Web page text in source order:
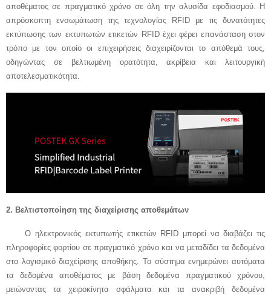
αποθέματος σε πραγματικό χρόνο σε όλη την αλυσίδα εφοδιασμού. Η
απρόσκοπτη ενσωμάτωση της τεχνολογίας RFID με τις δυνατότητες
εκτύπωσης των εκτυπωτών ετικετών RFID έχει φέρει επανάσταση στον
τρόπο με τον οποίο οι επιχειρήσεις διαχειρίζονται το απόθεμά τους,
οδηγώντας σε βελτιωμένη ορατότητα, ακρίβεια και λειτουργική
αποτελεσματικότητα.
2. Βελτιστοποίηση της διαχείρισης αποθεμάτων
Ο ηλεκτρονικός εκτυπωτής ετικετών RFID μπορεί να διαβάζει τις
πληροφορίες φορτίου σε πραγματικό χρόνο και να μεταδίδει τα δεδομένα
στο λογισμικό διαχείρισης αποθήκης. Το σύστημα ενημερώνει αυτόματα
τα δεδομένα αποθέματος με βάση δεδομένα πραγματικού χρόνου,
μειώνοντας τα χειροκίνητα σφάλματα και τα ανακριβή δεδομένα